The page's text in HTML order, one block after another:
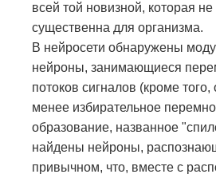
всей той новизной, которая не
существенна для организма.
В нейросети обнаружены
нейроны, занимающиеся
потоков сигналов (кроме
менее избирательное
образование, названное
найдены нейроны,
привычном, что, вместе с